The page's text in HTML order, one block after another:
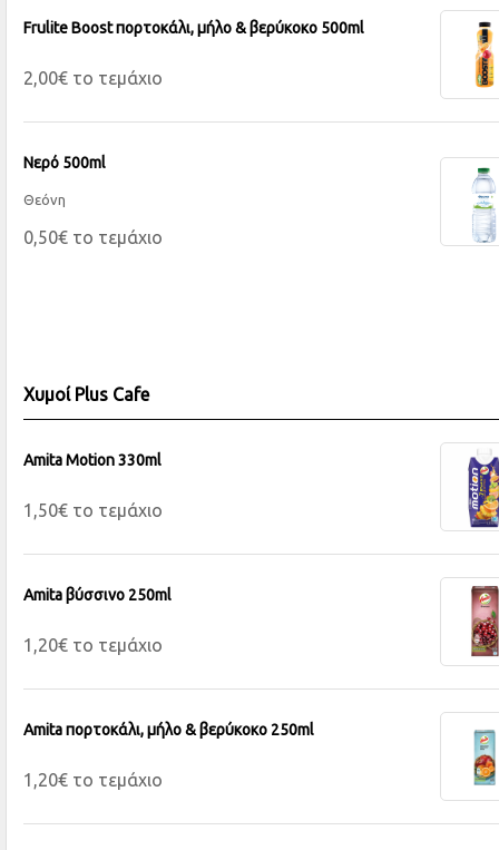
Frulite Boost πορτοκάλι, μήλο & βερύκοκο 500ml
2,00€ το τεμάχιο
Νερό 500ml
Θεόνη
0,50€ το τεμάχιο
Χυμοί Plus Cafe
Amita Motion 330ml
1,50€ το τεμάχιο
Amita βύσσινο 250ml
1,20€ το τεμάχιο
Amita πορτοκάλι, μήλο & βερύκοκο 250ml
1,20€ το τεμάχιο